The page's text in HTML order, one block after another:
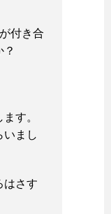
付き合
す。
いまし
はさす